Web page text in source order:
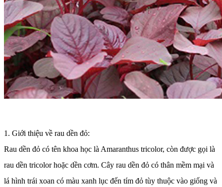
1. Giới thiệu về rau dền đỏ:
Rau dền đỏ có tên khoa học là Amaranthus tricolor, còn được gọi là
rau dền tricolor hoặc dền cơm. Cây rau dền đỏ có thân mềm mại và
lá hình trái xoan có màu xanh lục đến tím đỏ tùy thuộc vào giống và